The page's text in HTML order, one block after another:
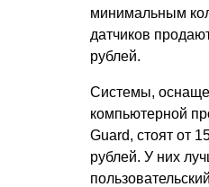
минимальным
датчиков
рублей.
Системы,
компьютерной
Guard, стоят от
рублей. У них